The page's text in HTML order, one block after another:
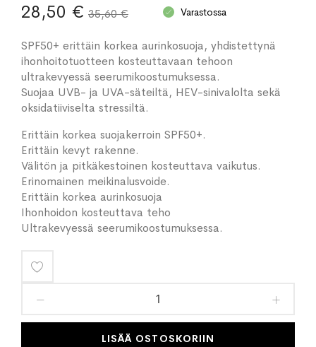
28,50 € 35,60 € Varastossa
SPF50+ erittäin korkea aurinkosuoja, yhdistettynä
ihonhoitotuotteen kosteuttavaan tehoon
ultrakevyessä seerumikoostumuksessa.
Suojaa UVB- ja UVA-säteiltä, HEV-sinivalolta sekä
oksidatiiviselta stressiltä.
Erittäin korkea suojakerroin SPF50+.
Erittäin kevyt rakenne.
Välitön ja pitkäkestoinen kosteuttava vaikutus.
Erinomainen meikinalusvoide.
Erittäin korkea aurinkosuoja
Ihonhoidon kosteuttava teho
Ultrakevyessä seerumikoostumuksessa.
toivelistaan
LISÄÄ OSTOSKORIIN